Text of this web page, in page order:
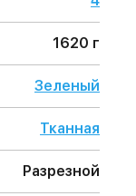
1620 г
Зеленый
Тканная
Разрезной